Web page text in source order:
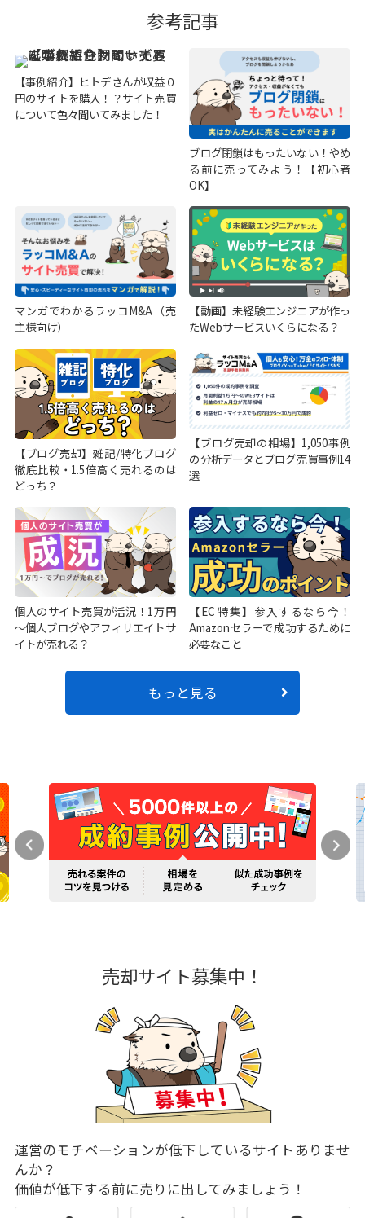
参考記事
【事例紹介】ヒトデさんが収益０
円のサイトを購入！？サイト売買
について色々聞いてみました！
ブログ閉鎖はもったいない！やめ
る前に売ってみよう！【初心者
OK】
マンガでわかるラッコM&A（売
主様向け）
【動画】未経験エンジニアが作っ
たWebサービスいくらになる？
【ブログ売却】雑記/特化ブログ
徹底比較・1.5倍高く売れるのは
どっち？
【ブログ売却の相場】1,050事例
の分析データとブログ売買事例14
選
個人のサイト売買が活況！1万円
～個人ブログやアフィリエイトサ
イトが売れる？
【EC特集】参入するなら今！
Amazonセラーで成功するために
必要なこと
もっと見る
売却サイト募集中！
運営のモチベーションが低下しているサイトありませ
んか？
価値が低下する前に売りに出してみましょう！